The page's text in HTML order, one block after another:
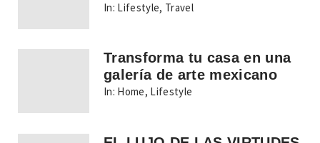
In: Lifestyle, Travel
Transforma tu casa en una
galería de arte mexicano
In: Home, Lifestyle